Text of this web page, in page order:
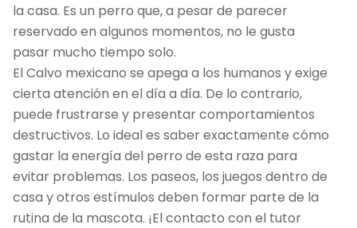
la casa. Es un perro que, a pesar de parecer
reservado en algunos momentos, no le gusta
pasar mucho tiempo solo.
El Calvo mexicano se apega a los humanos y exige
cierta atención en el día a día. De lo contrario,
puede frustrarse y presentar comportamientos
destructivos. Lo ideal es saber exactamente cómo
gastar la energía del perro de esta raza para
evitar problemas. Los paseos, los juegos dentro de
casa y otros estímulos deben formar parte de la
rutina de la mascota. ¡El contacto con el tutor